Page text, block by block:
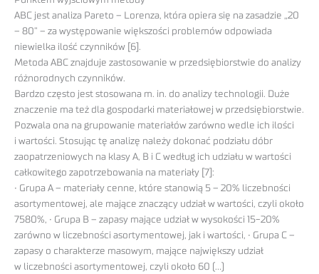
ABC jest analiza Pareto – Lorenza, która opiera się na zasadzie „20
– 80” – za występowanie większości problemów odpowiada
niewielka ilość czynników [6].
Metoda ABC znajduje zastosowanie w przedsiębiorstwie do analizy
różnorodnych czynników.
Bardzo często jest stosowana m. in. do analizy technologii. Duże
znaczenie ma też dla gospodarki materiałowej w przedsiębiorstwie.
Pozwala ona na grupowanie materiałów zarówno wedle ich ilości
i wartości. Stosując tę analizę należy dokonać podziału dóbr
zaopatrzeniowych na klasy A, B i C według ich udziału w wartości
całkowitego zapotrzebowania na materiały [7]:
• Grupa A – materiały cenne, które stanowią 5 – 20% liczebności
asortymentowej, ale mające znaczący udział w wartości, czyli około
7580%, • Grupa B – zapasy mające udział w wysokości 15-20%
zarówno w liczebności asortymentowej, jak i wartości, • Grupa C –
zapasy o charakterze masowym, mające największy udział
w liczebności asortymentowej, czyli około 60 (…)